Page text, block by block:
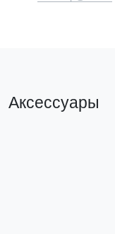
Аксессуары